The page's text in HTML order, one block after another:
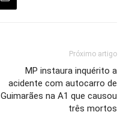
Próximo artigo
MP instaura inquérito a
acidente com autocarro de
Guimarães na A1 que causou
três mortos